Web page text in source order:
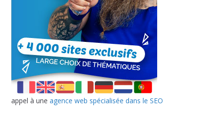
appel à une agence web spécialisée dans le SEO